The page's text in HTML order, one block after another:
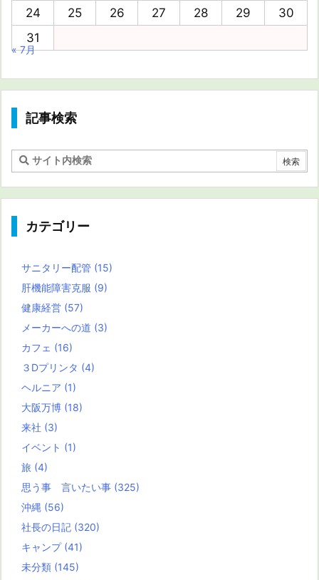
24
25 26 27 28 29
30
31
« 7月
記事検索
カテゴリー
サニタリー配管 (15)
肝機能障害克服 (9)
健康経営 (57)
メーカーへの道 (3)
カフェ (16)
３Dプリンタ (4)
ヘルニア (1)
大阪万博 (18)
来社 (3)
イベント (1)
旅 (4)
思う事 言いたい事 (325)
沖縄 (56)
社長の日記 (320)
キャンプ (41)
未分類 (145)